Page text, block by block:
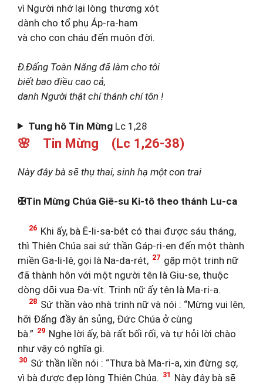
vì Người nhớ lại lòng thương xót
dành cho tổ phụ Áp-ra-ham
và cho con cháu đến muôn đời.
Đ.Đấng Toàn Năng đã làm cho tôi
biết bao điều cao cả,
danh Người thật chí thánh chí tôn !
Tung hô Tin Mừng Lc 1,28
🌸 Tin Mừng (Lc 1,26-38)
Này đây bà sẽ thụ thai, sinh hạ một con trai
✠Tin Mừng Chúa Giê-su Ki-tô theo thánh Lu-ca
26 Khi ấy, bà Ê-li-sa-bét có thai được sáu tháng,
thì Thiên Chúa sai sứ thần Gáp-ri-en đến một thành
miền Ga-li-lê, gọi là Na-da-rét, 27 gặp một trinh nữ
đã thành hôn với một người tên là Giu-se, thuộc
dòng dõi vua Đa-vít. Trinh nữ ấy tên là Ma-ri-a.
28 Sứ thần vào nhà trinh nữ và nói : “Mừng vui lên,
hỡi Đấng đầy ân sủng, Đức Chúa ở cùng
bà.” 29 Nghe lời ấy, bà rất bối rối, và tự hỏi lời chào
như vậy có nghĩa gì.
30 Sứ thần liền nói : “Thưa bà Ma-ri-a, xin đừng sợ,
vì bà được đẹp lòng Thiên Chúa. 31 Này đây bà sẽ